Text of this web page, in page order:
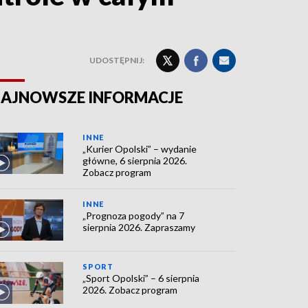
UDOSTĘPNIJ:
INFORMACJE
INNE
„Kurier Opolski” – wydanie
główne, 6 sierpnia 2026.
Zobacz program
INNE
„Prognoza pogody” na 7
sierpnia 2026. Zapraszamy
SPORT
„Sport Opolski” – 6 sierpnia
2026. Zobacz program